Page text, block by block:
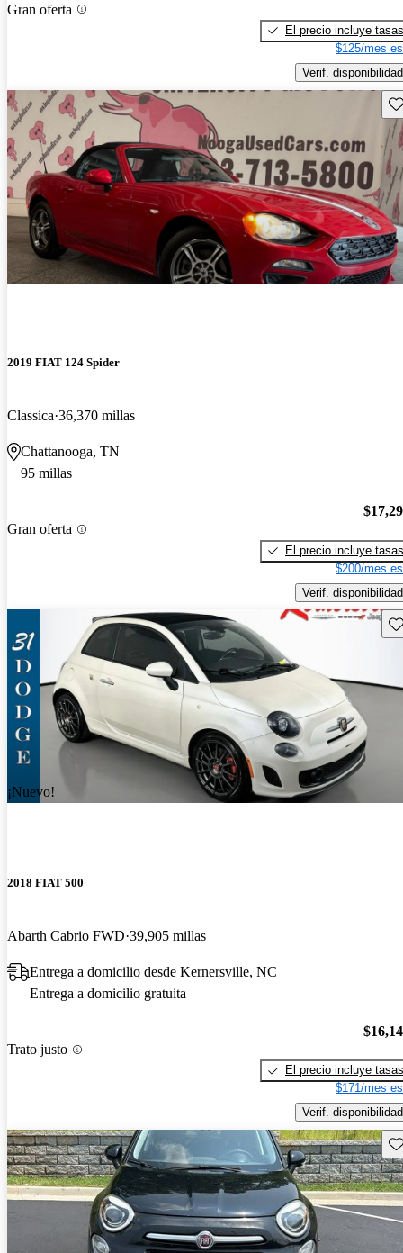
Gran oferta
El precio incluye tasas
$125/mes
Verif. disponibilidad
2019 FIAT 124 Spider
Classica 36,370 millas
Chattanooga, TN
95 millas
Gran oferta
El precio incluye tasas
$200/mes
Verif. disponibilidad
¡Nuevo!
2018 FIAT 500
Abarth Cabrio FWD 39,905 millas
Entrega a domicilio desde Kernersville, NC
Entrega a domicilio gratuita
Trato justo
El precio incluye tasas
$171/mes
Verif. disponibilidad